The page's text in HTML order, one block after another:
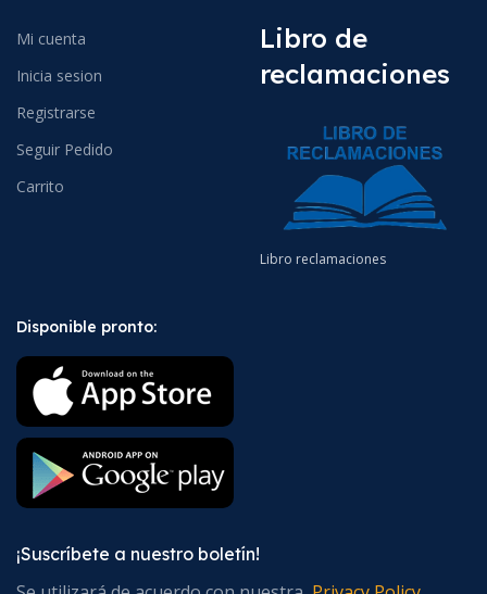
Mi cuenta
Inicia sesion
Registrarse
Seguir Pedido
Carrito
Libro de
reclamaciones
Libro reclamaciones
Disponible pronto:
¡Suscríbete a nuestro boletín!